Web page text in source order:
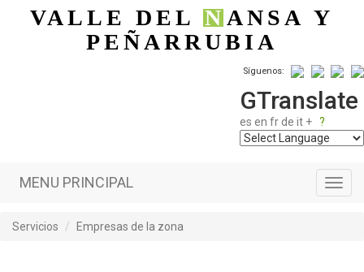
Pasar al contenido principal
VALLE DELNANSA Y
PEÑARRUBIA
Síguenos:
GTranslate
es en fr de it + ?
MENU PRINCIPAL
Servicios Empresas de la zona